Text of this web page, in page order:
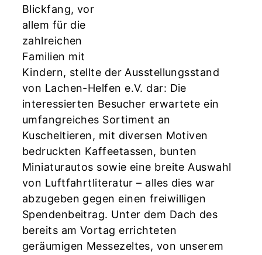
Blickfang, vor
allem für die
zahlreichen
Familien mit
Kindern, stellte der Ausstellungsstand
von Lachen-Helfen e.V. dar: Die
interessierten Besucher erwartete ein
umfangreiches Sortiment an
Kuscheltieren, mit diversen Motiven
bedruckten Kaffeetassen, bunten
Miniaturautos sowie eine breite Auswahl
von Luftfahrtliteratur – alles dies war
abzugeben gegen einen freiwilligen
Spendenbeitrag. Unter dem Dach des
bereits am Vortag errichteten
geräumigen Messezeltes, von unserem